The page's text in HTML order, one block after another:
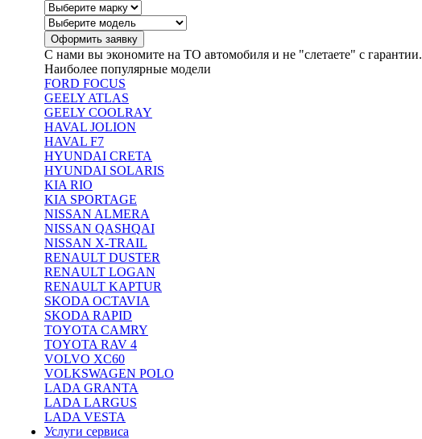
С нами вы экономите на ТО автомобиля и не "слетаете" с гарантии.
Наиболее популярные модели
FORD FOCUS
GEELY ATLAS
GEELY COOLRAY
HAVAL JOLION
HAVAL F7
HYUNDAI CRETA
HYUNDAI SOLARIS
KIA RIO
KIA SPORTAGE
NISSAN ALMERA
NISSAN QASHQAI
NISSAN X-TRAIL
RENAULT DUSTER
RENAULT LOGAN
RENAULT KAPTUR
SKODA OCTAVIA
SKODA RAPID
TOYOTA CAMRY
TOYOTA RAV 4
VOLVO XC60
VOLKSWAGEN POLO
LADA GRANTA
LADA LARGUS
LADA VESTA
Услуги сервиса